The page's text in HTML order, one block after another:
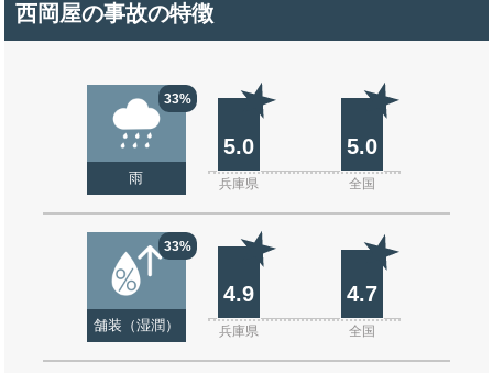
西岡屋の事故の特徴
33%
雨
5.0 5.0
兵庫県 全国
33%
舗装（湿潤）
4.9 4.7
兵庫県 全国